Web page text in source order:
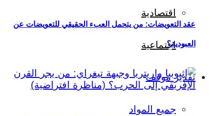
اقتصادية
اجتماعية
تقدير موقف
جميع المواد
عقد التعويضات: من يتحمل العبء الحقيقي للتعويضات عن
العبودية؟